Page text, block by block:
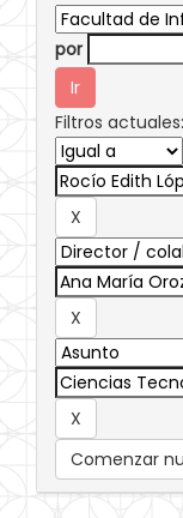
por
Filtros actuales:
Comenzar